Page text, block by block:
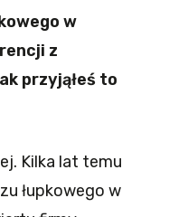
w
z
przyjąłeś to
Kilka lat temu
łupkowego w